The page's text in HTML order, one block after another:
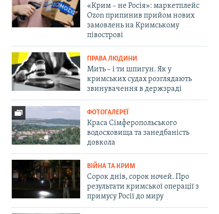
«Крим – не Росія»: маркетплейс
Ozon припинив прийом нових
замовлень на Кримському
півострові
ПРАВА ЛЮДИНИ
Мить – і ти шпигун. Як у
кримських судах розглядають
звинувачення в держзраді
ФОТОГАЛЕРЕЇ
Краса Сімферопольського
водосховища та занедбаність
довкола
ВІЙНА ТА КРИМ
Сорок днів, сорок ночей. Про
результати кримської операції з
примусу Росії до миру